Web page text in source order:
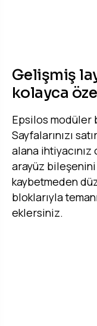
Gelişmiş
kolayca
Epsilos modüler
Sayfalarınızı
alana
arayüz
kaybetmeden
bloklarıyla
eklersiniz.